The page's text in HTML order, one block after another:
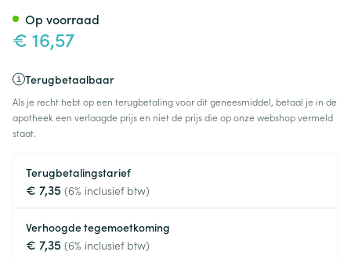
€ 16,57
Terugbetaalbaar
Als je recht hebt op een terugbetaling voor dit geneesmiddel, betaal je in de
apotheek een verlaagde prijs en niet de prijs die op onze webshop vermeld
staat.
Terugbetalingstarief
€ 7,35 (6% inclusief btw)
Verhoogde tegemoetkoming
€ 7,35 (6% inclusief btw)
Op voorraad